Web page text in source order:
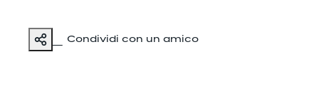
Condividi con un amico